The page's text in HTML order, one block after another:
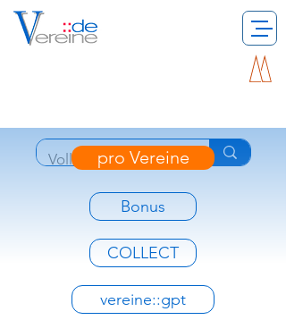
pro Vereine
Bonus
COLLECT
vereine::gpt